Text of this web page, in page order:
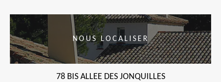
NOUS LOCALISER
78 BIS ALLEE DES JONQUILLES